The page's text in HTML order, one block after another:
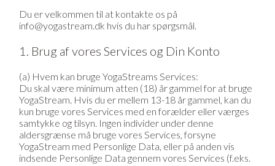
Du er velkommen til at kontakte os på
info@yogastream.dk hvis du har spørgsmål.
1. Brug af vores Services og Din Konto
(a) Hvem kan bruge YogaStreams Services:
Du skal være minimum atten (18) år gammel for at bruge
YogaStream. Hvis du er mellem 13-18 år gammel, kan du
kun bruge vores Services med en forælder eller værges
samtykke og tilsyn. Ingen individer under denne
aldersgrænse må bruge vores Services, forsyne
YogaStream med Personlige Data, eller på anden vis
indsende Personlige Data gennem vores Services (f.eks.